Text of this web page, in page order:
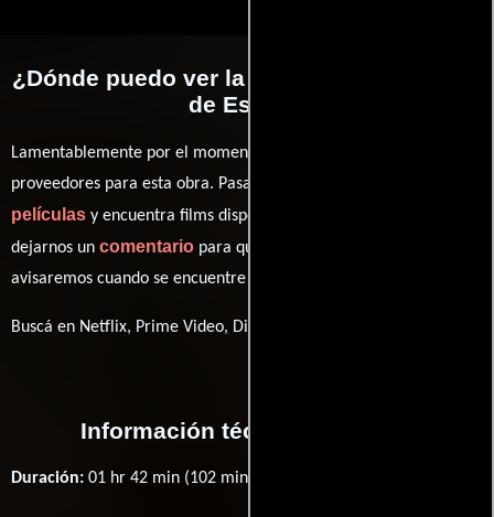
¿Dónde puedo ver la películas Los chicos
de Essex?
Lamentablemente por el momento no contamos con enlaces a
proveedores para esta obra. Pasa por nuestro catálogo de
películas y encuentra films disponibles. También puedes
dejarnos un comentario para que le demos prioridad y te
avisaremos cuando se encuentre disponible
Buscá en Netflix, Prime Video, Disney+
Información técnica y general
Duración: 01 hr 42 min (102 minutos) .